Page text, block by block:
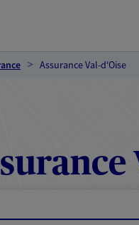
Assurance Val-d'Oise